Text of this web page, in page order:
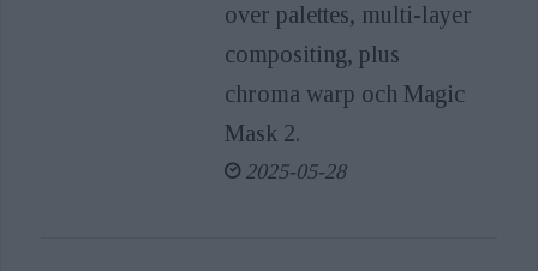
over palettes, multi-layer
compositing, plus
chroma warp och Magic
Mask 2.
2025-05-28